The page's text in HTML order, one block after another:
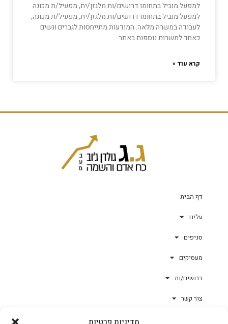
למפעל מוביל בתחומו דרושים/ות מלגזן/ית, מפעיל/ת מכונה
למפעל מוביל בתחומו דרושים/ות מלגזן/ית, מפעיל/ת מכונה,
לעבודה במשרה מלאה. המודעות מתייחסות לגברים ונשים
כאחד למשרות נוספות באתר
קרא עוד »
דף הבית
עלינו
סניפים
מעסיקים
דרושים/ות
צור קשר